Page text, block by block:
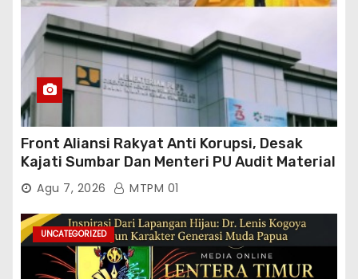
Front Aliansi Rakyat Anti Korupsi, Desak
Kajati Sumbar Dan Menteri PU Audit Material
PT. Brantas Abipraya Kontrak No :
06.Nopember 2025 s.d 31 Maret 2026
Sumber Dana: APBN Nilai Kontrak : Rp
76.130.630.000.00,- Diduga Ka.Balai BWSS V
Padang Tutup Mata
Agu 7, 2026 MTPM 01
UNCATEGORIZED